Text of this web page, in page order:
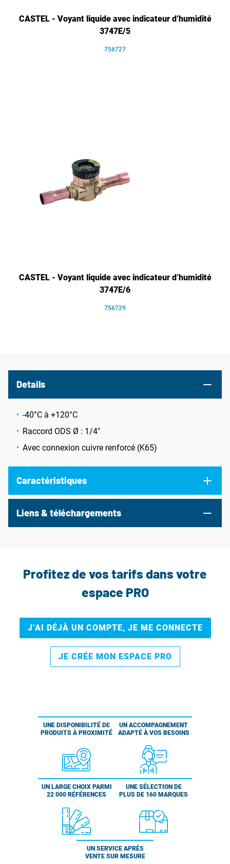
CASTEL - Voyant liquide avec indicateur d’humidité
3747E/5
756727
CASTEL - Voyant liquide avec indicateur d’humidité
3747E/6
756729
Details
-40°C à +120°C
Raccord ODS Ø : 1/4"
Avec connexion cuivre renforcé (K65)
Caractéristiques
Liens & téléchargements
Profitez de vos tarifs dans votre
espace PRO
J’AI DÉJÀ UN COMPTE, JE ME CONNECTE
JE CRÉE MON ESPACE PRO
UNE DISPONIBILITÉ DE
PRODUITS À PROXIMITÉ
UN ACCOMPAGNEMENT
ADAPTÉ À VOS BESOINS
UN LARGE CHOIX PARMI
22 000 RÉFÉRENCES
UNE SÉLECTION DE
PLUS DE 160 MARQUES
UN SERVICE APRÈS
VENTE SUR MESURE